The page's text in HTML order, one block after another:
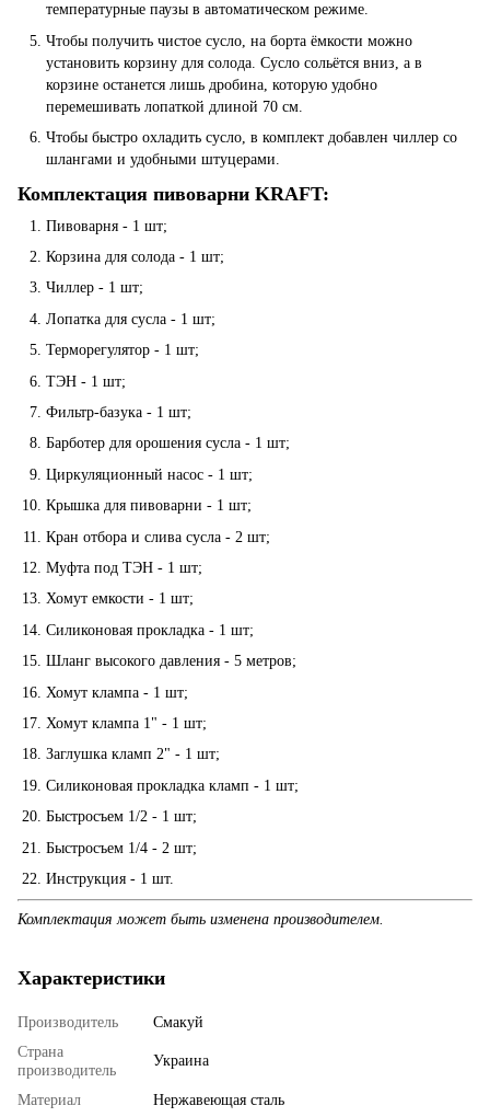
температурные паузы в автоматическом режиме.
Чтобы получить чистое сусло, на борта ёмкости можно
установить корзину для солода. Сусло сольётся вниз, а в
корзине останется лишь дробина, которую удобно
перемешивать лопаткой длиной 70 см.
Чтобы быстро охладить сусло, в комплект добавлен чиллер со
шлангами и удобными штуцерами.
Комплектация пивоварни KRAFT:
Пивоварня - 1 шт;
Корзина для солода - 1 шт;
Чиллер - 1 шт;
Лопатка для сусла - 1 шт;
Терморегулятор - 1 шт;
ТЭН - 1 шт;
Фильтр-базука - 1 шт;
Барботер для орошения сусла - 1 шт;
Циркуляционный насос - 1 шт;
Крышка для пивоварни - 1 шт;
Кран отбора и слива сусла - 2 шт;
Муфта под ТЭН - 1 шт;
Хомут емкости - 1 шт;
Силиконовая прокладка - 1 шт;
Шланг высокого давления - 5 метров;
Хомут клампа - 1 шт;
Хомут клампа 1" - 1 шт;
Заглушка кламп 2" - 1 шт;
Силиконовая прокладка кламп - 1 шт;
Быстросъем 1/2 - 1 шт;
Быстросъем 1/4 - 2 шт;
Инструкция - 1 шт.
Комплектация может быть изменена производителем.
Характеристики
Производитель
Смакуй
Страна
производитель
Украина
Материал
Нержавеющая сталь